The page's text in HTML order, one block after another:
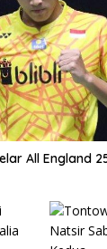
All England